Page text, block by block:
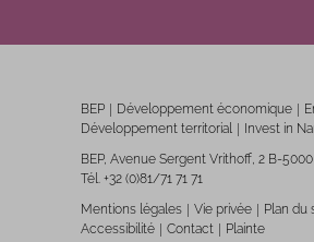
BEP Développement économique
Développement territorial
Invest in
BEP, Avenue Sergent Vrithoff, 2 B-
Tél. +32 (0)81/71 71 71
Mentions légales
Vie privée
Plan du
Accessibilité
Contact Plainte